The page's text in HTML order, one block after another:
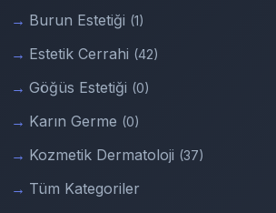
Burun Estetiği (1)
Estetik Cerrahi (42)
Göğüs Estetiği (0)
Karın Germe (0)
Kozmetik Dermatoloji (37)
Tüm Kategoriler